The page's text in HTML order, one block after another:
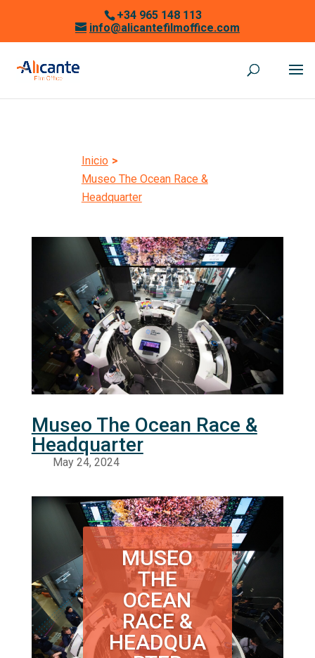
+34 965 148 113
info@alicantefilmoffice.com
Inicio >
Museo The Ocean Race &
Headquarter
Museo The Ocean Race &
Headquarter
MUSEO
THE
OCEAN
RACE &
HEADQUA